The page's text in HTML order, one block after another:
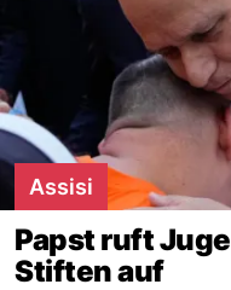
Assisi
Papst ruft
Stiften auf